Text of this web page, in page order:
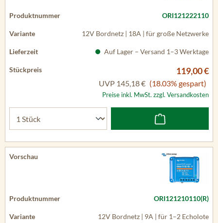
ORI121222110
12V Bordnetz | 18A | für große Netzwerke
Auf Lager – Versand 1–3 Werktage
119,00 €
UVP 145,18 € (18.03% gespart)
Preise inkl. MwSt. zzgl. Versandkosten
ORI121210110(R)
12V Bordnetz | 9A | für 1–2 Echolote